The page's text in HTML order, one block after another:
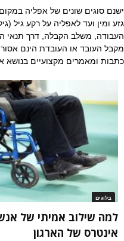
ישנם סוגים שונים של אפליה
גזע ומין ועד לאפליה על רקע גיל
העבודה, משלב הקבלה, דרך תנאי
מקבל העובד או העובדת הינם
כתבות ומאמרים מקצועיים בנושא
בלוגים
למה שילוב אמיתי של
אינטרס של הארגון